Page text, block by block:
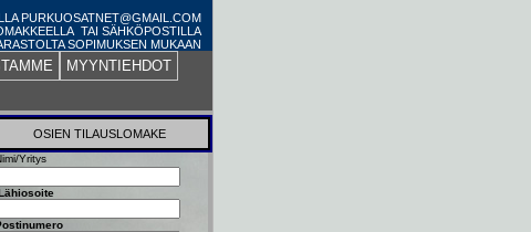
PURKUOSATNET@GMAIL.COM
TAI SÄHKÖPOSTILLA
SOPIMUKSEN MUKAAN
MYYNTIEHDOT
OSIEN TILAUSLOMAKE
Yritys